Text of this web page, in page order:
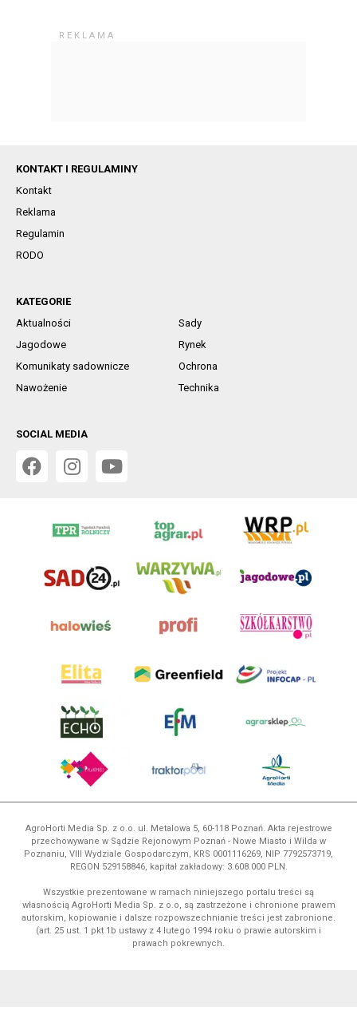
KONTAKT I REGULAMINY
Kontakt
Reklama
Regulamin
RODO
KATEGORIE
Aktualności
Sady
Jagodowe
Rynek
Komunikaty sadownicze
Ochrona
Nawożenie
Technika
SOCIAL MEDIA
AgroHorti Media Sp. z o.o. ul. Metalowa 5, 60-118 Poznań. Akta rejestrowe
przechowywane w Sądzie Rejonowym Poznań - Nowe Miasto i Wilda w
Poznaniu, VIII Wydziale Gospodarczym, KRS 0001116269, NIP 7792573719,
REGON 529158846, kapitał zakładowy: 3.608.000 PLN.
Wszystkie prezentowane w ramach niniejszego portalu treści są
własnością AgroHorti Media Sp. z o.o, są zastrzeżone i chronione prawem
autorskim, kopiowanie i dalsze rozpowszechnianie treści jest zabronione.
(art. 25 ust. 1 pkt 1b ustawy z 4 lutego 1994 roku o prawie autorskim i
prawach pokrewnych.